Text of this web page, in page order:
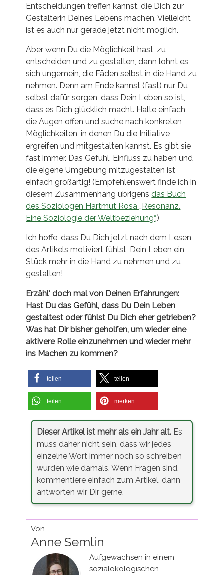
Entscheidungen treffen kannst, die Dich zur
Gestalterin Deines Lebens machen. Vielleicht
ist es auch nur gerade jetzt nicht möglich.
Aber wenn Du die Möglichkeit hast, zu
entscheiden und zu gestalten, dann lohnt es
sich ungemein, die Fäden selbst in die Hand zu
nehmen. Denn am Ende kannst (fast) nur Du
selbst dafür sorgen, dass Dein Leben so ist,
dass es Dich glücklich macht. Halte einfach
die Augen offen und suche nach konkreten
Möglichkeiten, in denen Du die Initiative
ergreifen und mitgestalten kannst. Es gibt sie
fast immer. Das Gefühl, Einfluss zu haben und
die eigene Umgebung mitzugestalten ist
einfach großartig! (Empfehlenswert finde ich in
diesem Zusammenhang übrigensdas Buch
des Soziologen Hartmut Rosa „Resonanz.
Eine Soziologie der Weltbeziehung“.)
Ich hoffe, dass Du Dich jetzt nach dem Lesen
des Artikels motiviert fühlst, Dein Leben ein
Stück mehr in die Hand zu nehmen und zu
gestalten!
Erzähl‘ doch mal von Deinen Erfahrungen:
Hast Du das Gefühl, dass Du Dein Leben
gestaltest oder fühlst Du Dich eher getrieben?
Was hat Dir bisher geholfen, um wieder eine
aktivere Rolle einzunehmen und wieder mehr
ins Machen zu kommen?
teilen teilen
teilen merken
Dieser Artikel ist mehr als ein Jahr alt. Es
muss daher nicht sein, dass wir jedes
einzelne Wort immer noch so schreiben
würden wie damals. Wenn Fragen sind,
kommentiere einfach zum Artikel, dann
antworten wir Dir gerne.
Von
Anne Semlin
Aufgewachsen in einem
sozialökologischen